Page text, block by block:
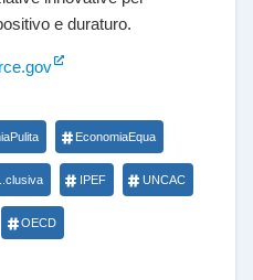
e duraturo.
EconomiaEqua
IPEF UNCAC
OECD